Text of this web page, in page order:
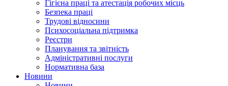
Гігієна праці та атестація робочих місць
Безпека праці
Трудові відносини
Психосоціальна підтримка
Реєстри
Планування та звітність
Адміністративні послуги
Нормативна база
Новини